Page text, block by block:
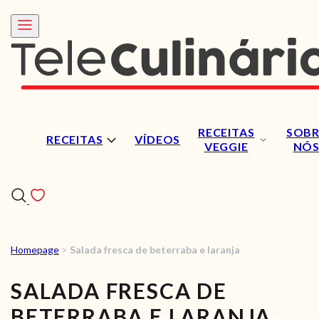
RECEITAS VÍDEOS
RECEITAS
VEGGIE
NÓS
RECEITAS
VÍDEOS
Homepage > Salada fresca de beterraba e laranja
SALADA FRESCA DE